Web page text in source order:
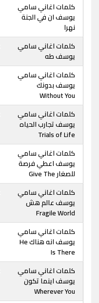
كلمات اغاني سامي
يوسف ان في الجنة
نهرا
كلمات اغاني سامي
يوسف طه
كلمات اغاني سامي
يوسف بدونك
Without You
كلمات اغاني سامي
يوسف تجارب الحياه
Trials of Life
كلمات اغاني سامي
يوسف اعطي فرصة
للصغار Give The
كلمات اغاني سامي
يوسف عالم هش
Fragile World
كلمات اغاني سامي
يوسف انه هناك He
Is There
كلمات اغاني سامي
يوسف اينما تكون
Wherever You